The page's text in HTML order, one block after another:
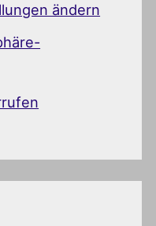
ändern